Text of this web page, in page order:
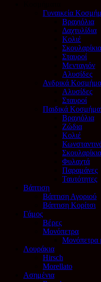
Γυναικεία
Βραχιόλια
Δαχτυλίδια
Κολιέ
Σκουλαρίκια
Σταυροί
Μενταγιόν
Αλυσίδες
Ανδρικά
Αλυσίδες
Σταυροί
Παιδικά
Βραχιόλια
Ζώδια
Κολιέ
Σκουλαρίκια
Φυλαχτά
Παραμάνες
Ταυτότητες
Βάπτιση
Βάπτιση Αγοριού
Βάπτιση Κορίτσι
Γάμος
Βέρες
Μονόπετρα
Μονόπετρα
Λουράκια
Hirsch
Morellato
Ασημένια